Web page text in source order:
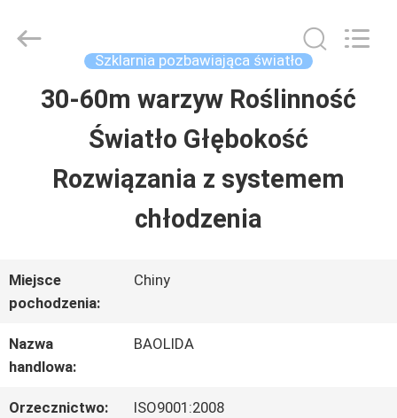
DOM
PRODUKTY
VR
O
NAS
Pipe
Szklarnia pozbawiająca światło
30-60m warzyw Roślinność
Światło Głębokość
Rozwiązania z systemem
chłodzenia
Miejsce
pochodzenia:
Chiny
Nazwa
handlowa:
BAOLIDA
Orzecznictwo: ISO9001:2008